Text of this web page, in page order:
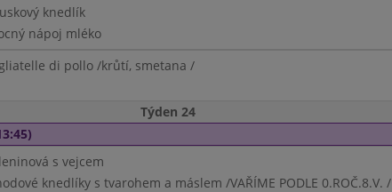
knedlík
nápoj mléko
di pollo /krůtí, smetana /
Týden 24
s vejcem
knedlíky s tvarohem a máslem /VAŘÍME PODLE 0.ROČ.8.V. /